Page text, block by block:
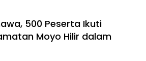
500 Peserta Ikuti
Moyo Hilir dalam